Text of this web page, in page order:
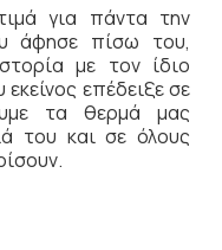
για πάντα την
άφησε πίσω του,
με τον ίδιο
επέδειξε σε
τα θερμά μας
του και σε όλους